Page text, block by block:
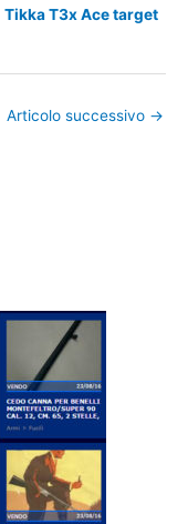
Tikka T3x Ace target
Articolo successivo →